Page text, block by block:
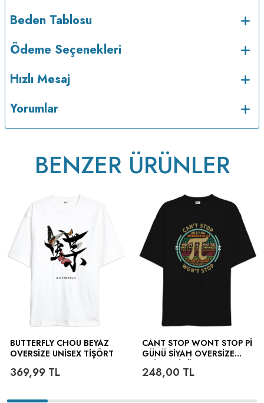
v223.22
Beden Tablosu
Ödeme Seçenekleri
Hızlı Mesaj
Yorumlar
BENZER ÜRÜNLER
BUTTERFLY CHOU BEYAZ
OVERSIZE UNISEX TIŞÖRT
369,99 TL
CANT STOP WONT STOP PI
GÜNÜ SIYAH OVERSIZE
248,00 TL